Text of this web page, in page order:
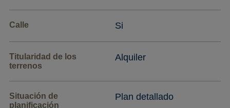
Calle Si
Titularidad de los
terrenos
Alquiler
Situación de
planificación
Plan detallado